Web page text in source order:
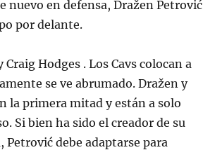
nuevo en defensa, Dražen Petrović
por delante.
Hodges . Los Cavs colocan a
se ve abrumado. Dražen y
la primera mitad y están a solo
Si bien ha sido el creador de su
Petrović debe adaptarse para